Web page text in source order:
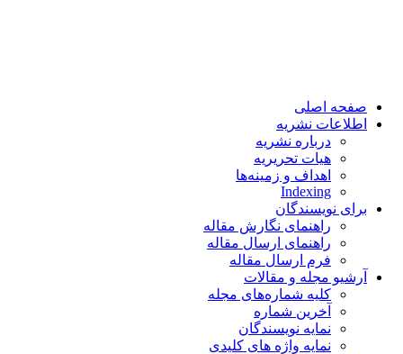
صفحه اصلی
اطلاعات نشریه
درباره نشریه
هیات تحریریه
اهداف و زمینه‌ها
Indexing
برای نویسندگان
راهنمای نگارش مقاله
راهنمای ارسال مقاله
فرم ارسال مقاله
آرشیو مجله و مقالات
کلیه شماره‌های مجله
آخرین شماره
نمایه نویسندگان
نمایه واژه های کلیدی